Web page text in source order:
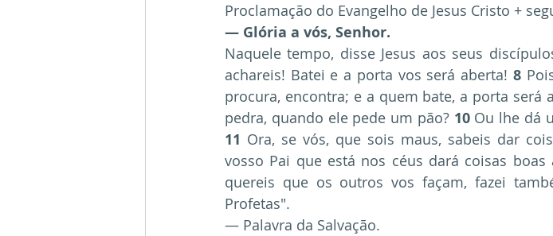
Proclamação do Evangelho de Jesus Cristo +
— Glória a vós, Senhor.
Naquele tempo, disse Jesus aos seus
achareis! Batei e a porta vos será aberta! 8
procura, encontra; e a quem bate, a porta será
pedra, quando ele pede um pão? 10
11 Ora, se vós, que sois maus, sabeis dar
vosso Pai que está nos céus dará coisas
quereis que os outros vos façam, fazei
Profetas".
— Palavra da Salvação.